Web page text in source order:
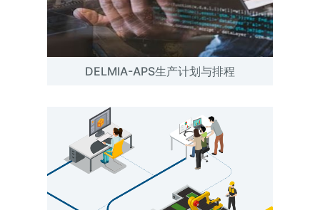
DELMIA-APS生产计划与排程